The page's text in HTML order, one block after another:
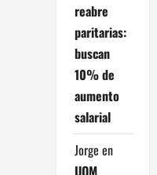
reabre
paritarias:
buscan
10% de
aumento
salarial
Jorge en
UOM